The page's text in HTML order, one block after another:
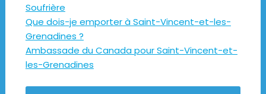
Soufrière
Que dois-je emporter à Saint-Vincent-et-les-
Grenadines ?
Ambassade du Canada pour Saint-Vincent-et-
les-Grenadines